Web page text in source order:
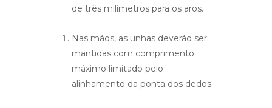
de três milímetros para os aros.
Nas mãos, as unhas deverão ser
mantidas com comprimento
máximo limitado pelo
alinhamento da ponta dos dedos.